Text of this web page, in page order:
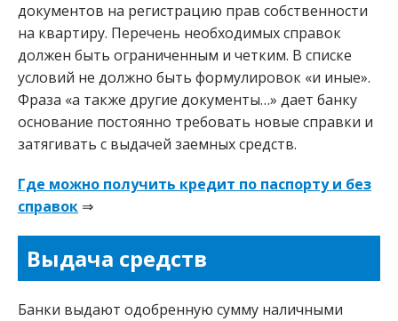
документов на регистрацию прав собственности
на квартиру. Перечень необходимых справок
должен быть ограниченным и четким. В списке
условий не должно быть формулировок «и иные».
Фраза «а также другие документы…» дает банку
основание постоянно требовать новые справки и
затягивать с выдачей заемных средств.
Где можно получить кредит по паспорту и без
справок ⇒
Выдача средств
Банки выдают одобренную сумму наличными